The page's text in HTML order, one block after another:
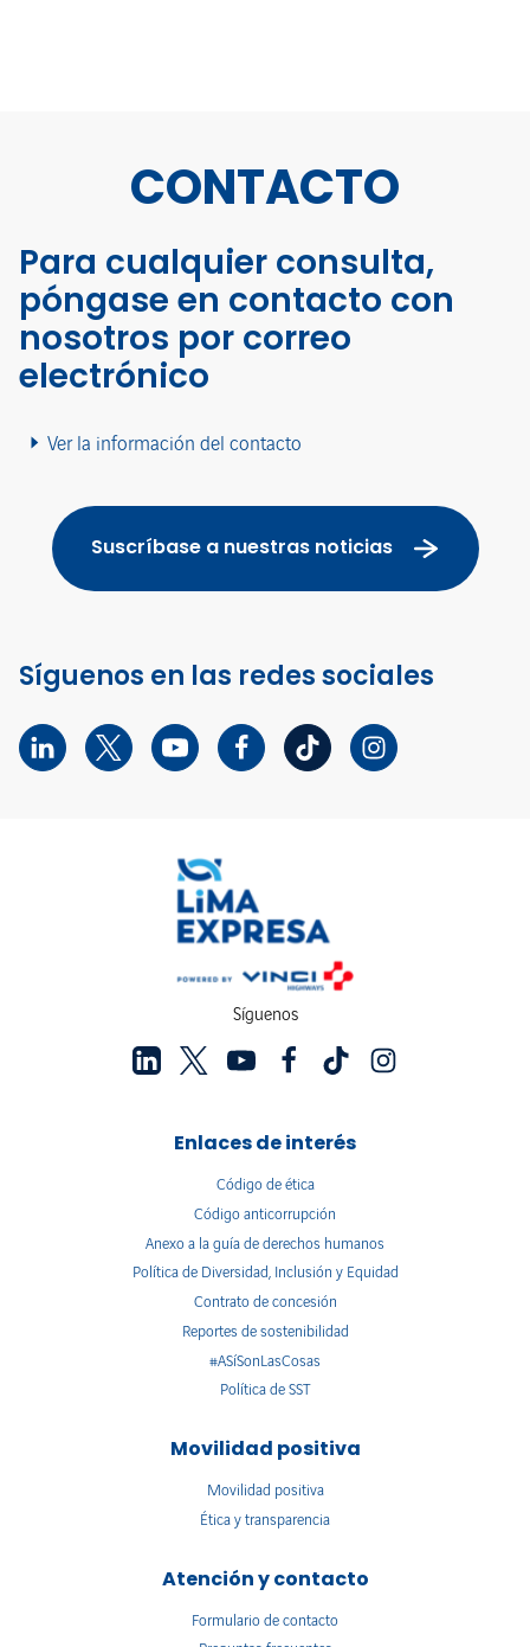
CONTACTO
Para cualquier consulta,
póngase en contacto con
nosotros por correo
electrónico
Ver la información del contacto
Suscríbase a nuestras noticias
Síguenos en las redes sociales
Síguenos
Enlaces de interés
Código de ética
Código anticorrupción
Anexo a la guía de derechos humanos
Política de Diversidad, Inclusión y Equidad
Contrato de concesión
Reportes de sostenibilidad
#ASíSonLasCosas
Política de SST
Movilidad positiva
Movilidad positiva
Ética y transparencia
Atención y contacto
Formulario de contacto